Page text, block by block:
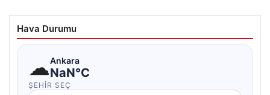
Hava Durumu
☁Ankara
NaN°C
ŞEHIR SEÇ